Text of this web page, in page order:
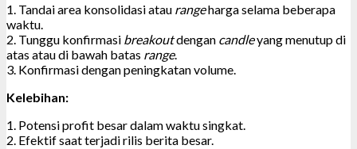
1. Tandai area konsolidasi atau rangeharga selama beberapa
waktu.
2. Tunggu konfirmasi breakoutdengan candleyang menutup di
atas atau di bawah batas range.
3. Konfirmasi dengan peningkatan volume.
Kelebihan:
1. Potensi profit besar dalam waktu singkat.
2. Efektif saat terjadi rilis berita besar.